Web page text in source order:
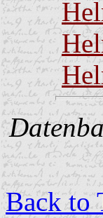
Back to